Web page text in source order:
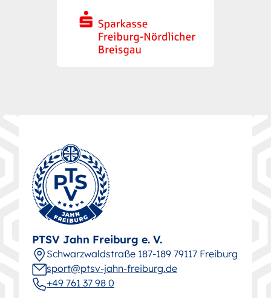
PTSV Jahn Freiburg e. V.
Schwarz­wald­straße 187-189 79117 Freiburg
sport@ptsv-jahn-freiburg.de
+49 761 37 98 0